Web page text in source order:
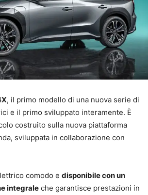
, il primo modello di una nuova serie di
e il primo sviluppato interamente. È
costruito sulla nuova piattaforma
sviluppata in collaborazione con
comodo e disponibile con un
integrale che garantisce prestazioni in